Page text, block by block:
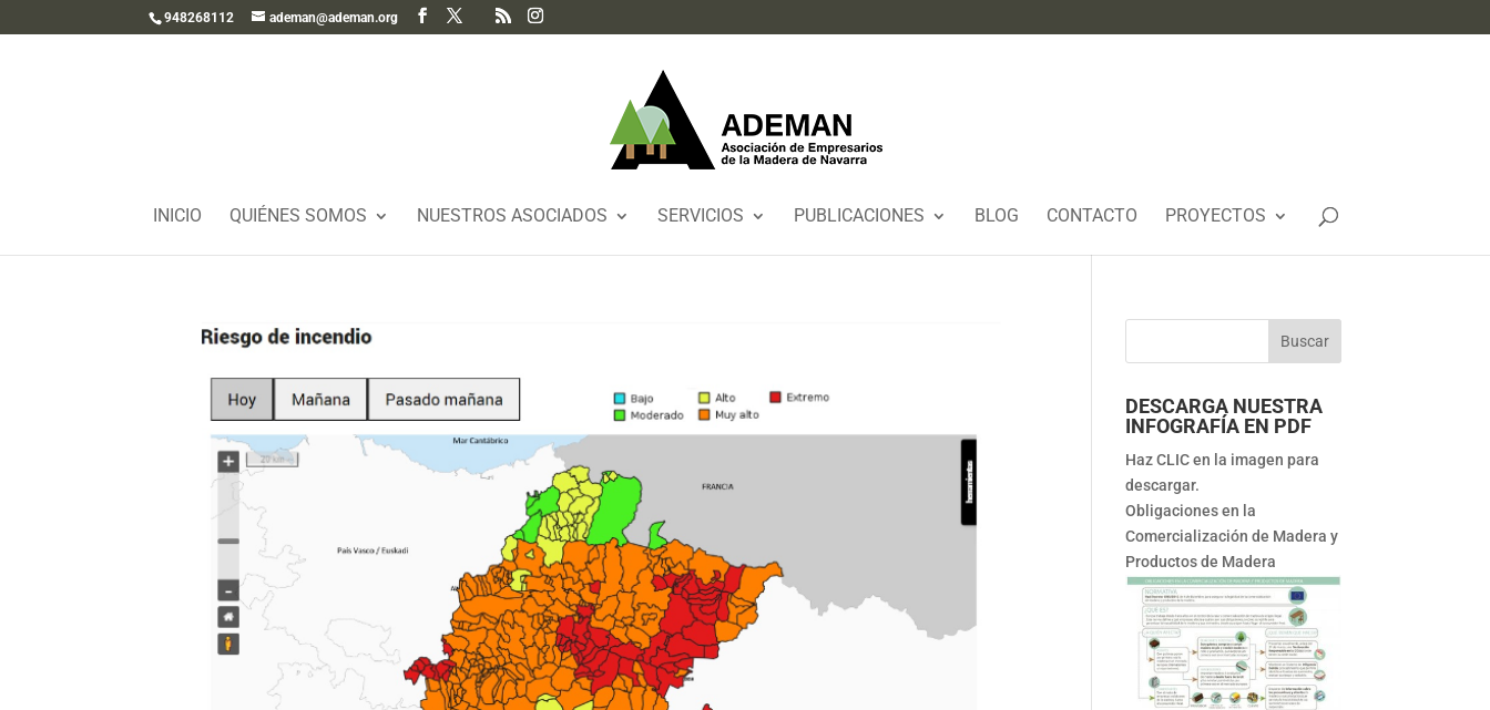
948268112 ademan@ademan.org
INICIO QUIÉNES SOMOS NUESTROS ASOCIADOS SERVICIOS PUBLICACIONES BLOG CONTACTO PROYECTOS
DESCARGA NUESTRA
INFOGRAFÍA EN PDF
Haz CLIC en la imagen para
descargar.
Obligaciones en la
Comercialización de Madera y
Productos de Madera